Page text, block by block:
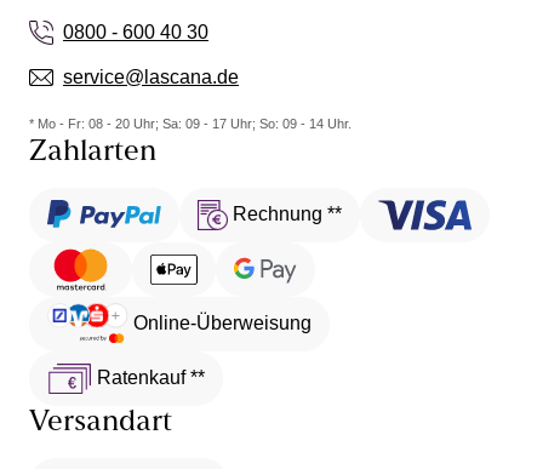
0800 - 600 40 30
service@lascana.de
* Mo - Fr: 08 - 20 Uhr; Sa: 09 - 17 Uhr; So: 09 - 14 Uhr.
Zahlarten
Rechnung **
Online-Überweisung
Ratenkauf **
Versandart